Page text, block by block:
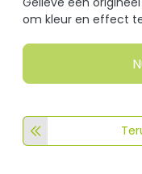
om kleur en effect